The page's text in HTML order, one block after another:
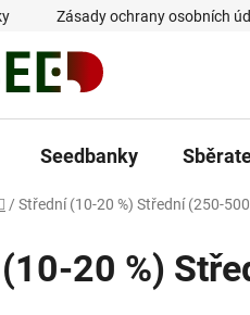
Zásady ochrany osobních
Seedbanky
/ Střední (10-20 %) Střední (250-
20 %)